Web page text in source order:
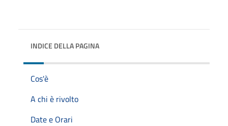
INDICE DELLA PAGINA
Cos'è
A chi è rivolto
Date e Orari